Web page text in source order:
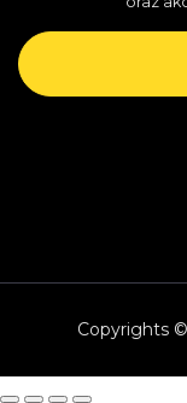
Copyrights